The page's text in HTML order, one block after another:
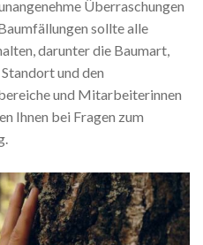
Überraschungen
sollte alle
darunter die Baumart,
und den
und Mitarbeiterinnen
Ihnen bei Fragen zum